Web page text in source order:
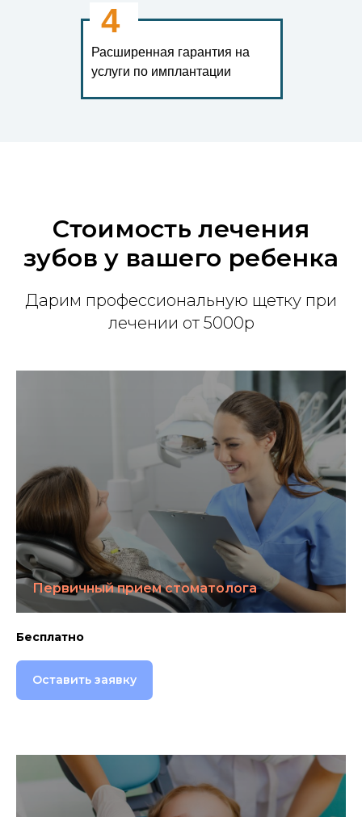
4
Расширенная гарантия на
услуги по имплантации
Стоимость лечения
зубов у вашего ребенка
Дарим профессиональную щетку при
лечении от 5000р
Первичный прием стоматолога
Бесплатно
Оставить заявку